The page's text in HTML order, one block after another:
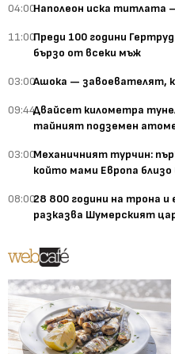
04:00Наполеон иска титлата
11:00Преди 100 години
бързо от всеки мъж
03:00Ашока — завоевателят,
09:44Двайсет километра
тайният подземен
03:00Механичният турчин:
който мами Европа близо
08:0028 800 години на трона и
разказва Шумерският